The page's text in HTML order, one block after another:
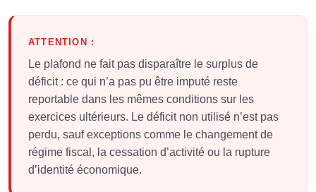
ATTENTION :
Le plafond ne fait pas disparaître le surplus de
déficit : ce qui n’a pas pu être imputé reste
reportable dans les mêmes conditions sur les
exercices ultérieurs. Le déficit non utilisé n’est pas
perdu, sauf exceptions comme le changement de
régime fiscal, la cessation d’activité ou la rupture
d’identité économique.